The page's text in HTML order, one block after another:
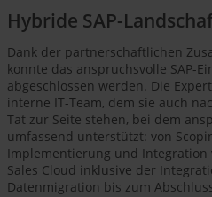
Hybride SAP-
Dank der partnerschaftlichen
konnte das anspruchsvolle SAP-
abgeschlossen werden. Die
interne IT-Team, dem sie auch
Tat zur Seite stehen, bei dem
umfassend unterstützt: von
Implementierung und Integration
Sales Cloud inklusive der
Datenmigration bis zum